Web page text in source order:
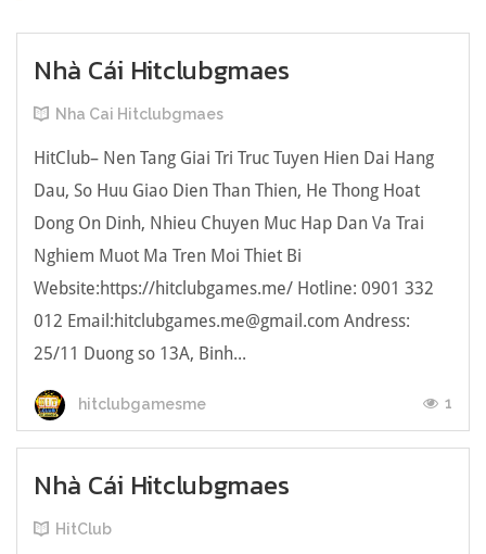
Nhà Cái Hitclubgmaes
Nha Cai Hitclubgmaes
HitClub– Nen Tang Giai Tri Truc Tuyen Hien Dai Hang
Dau, So Huu Giao Dien Than Thien, He Thong Hoat
Dong On Dinh, Nhieu Chuyen Muc Hap Dan Va Trai
Nghiem Muot Ma Tren Moi Thiet Bi
Website:https://hitclubgames.me/ Hotline: 0901 332
012 Email:hitclubgames.me@gmail.com Andress:
25/11 Duong so 13A, Binh...
hitclubgamesme 1
Nhà Cái Hitclubgmaes
HitClub